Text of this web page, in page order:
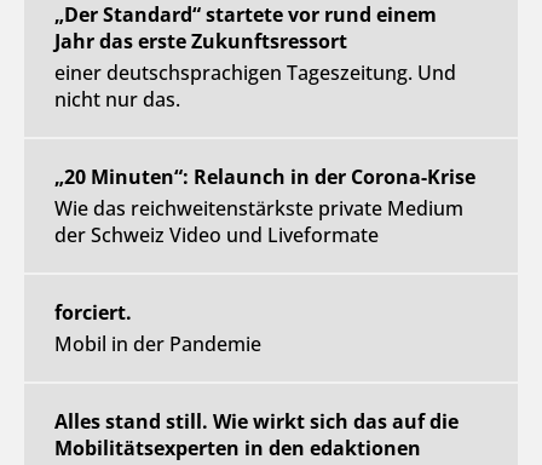
„Der Standard“ startete vor rund einem
Jahr das erste Zukunftsressort
einer deutschsprachigen Tageszeitung. Und
nicht nur das.
„20 Minuten“: Relaunch in der Corona-Krise
Wie das reichweitenstärkste private Medium
der Schweiz Video und Liveformate
forciert.
Mobil in der Pandemie
Alles stand still. Wie wirkt sich das auf die
Mobilitätsexperten in den edaktionen